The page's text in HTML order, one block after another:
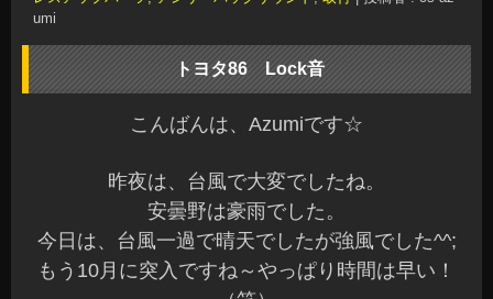
先日、トヨタ86へ人気のキーレスアンサーバックL
ock音を装着させていただきました。
オーナー様ありがとうございました☆
Ver2.7も人気があります。
Lock音はキーレスでドアロック/アンロックした時
に、キュッ♪キュッ♪とカッコいいアンサーバック
音がします。